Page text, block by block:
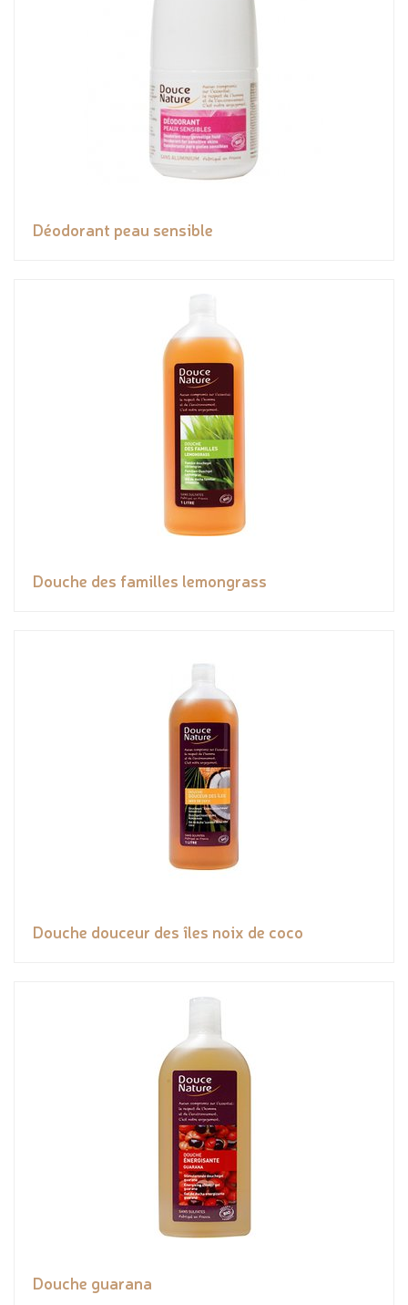
Déodorant peau sensible
Douche des familles lemongrass
Douche douceur des îles noix de coco
Douche guarana